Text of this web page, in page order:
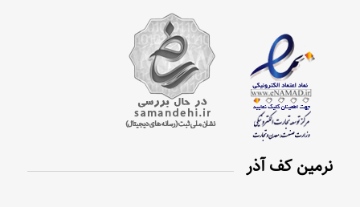
نرمین کف آذر